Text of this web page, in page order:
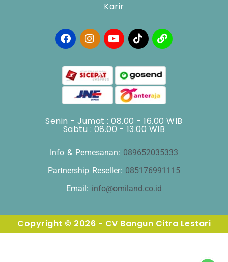
Karir
Senin - Jumat : 08.00 - 16.00 WIB
Sabtu : 08.00 - 13.00 WIB
Info & Pemesanan: 089652035333
Partnership Reseller: 085176991115
Email: info@omiland.co.id
Copyright © 2026 - CV Bangun Citra Lestari